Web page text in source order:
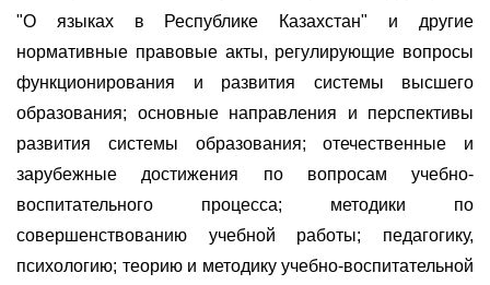
"О языках в Республике Казахстан" и другие
нормативные правовые акты, регулирующие вопросы
функционирования и развития системы высшего
образования; основные направления и перспективы
развития системы образования; отечественные и
зарубежные достижения по вопросам учебно-
воспитательного процесса; методики по
совершенствованию учебной работы; педагогику,
психологию; теорию и методику учебно-воспитательной